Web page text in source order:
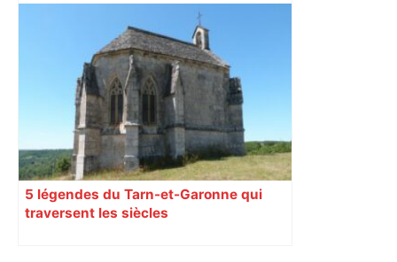
Un homme allongé sur les rails : il
meurt percuté par un train, le trafic
ferroviaire à l’arrêt dans le Lauragais,
au sud de Toulouse – ladepeche.fr
5 légendes du Tarn-et-Garonne qui
traversent les siècles